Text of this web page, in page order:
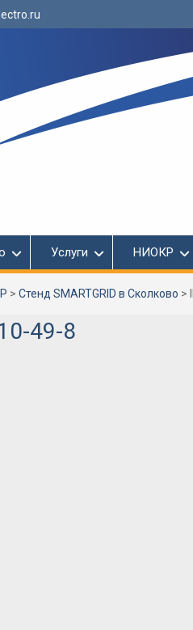
Услуги НИОКР
> Стенд SMARTGRID в Сколково >
49-8